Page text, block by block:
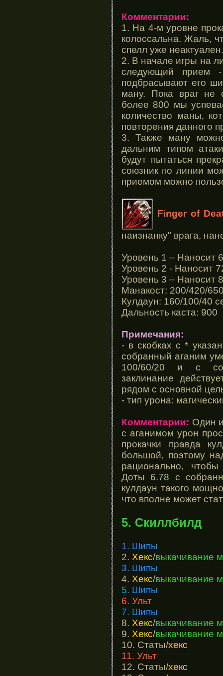
Комментарии:
1. На 4-м уровне
колоссальна. Жаль,
спелл уже неактуален.
2. В начале игры на
следующий прием
подбрасывают его
ману. Пока враг не
более 800 мы
количество маны,
повторения данного
3. Также ману
дальним типом
будут пытаться
союзник по линии
приемом можно
Finger of
наизнанку" врага,
Уровень 1 – Наносит
Уровень 2 - Наносит
Уровень 3 – Наносит
Манакост: 200/420/
Кулдаун: 160/100/40
Дальность каста: 900
Примечания:
- в скобках с *
собранный аганим
100/60/20 и с
заклинание
рядом с основной
- тип урона:
Комментарии: Один
с аганимом урон
прокачки правда
большой, поэтому
рационально,
Доты 6.78 с
кулдаун такого
что вполне может
5. Скиллбилд
1. Шипы
2. Хекс/выкачивание
3. Шипы
4. Хекс/выкачивание
5. Шипы
6. Ульт
7. Шипы
8. Хекс/выкачивание
9. Хекс/выкачивание
10. Статы/хекс
11. Ульт
12. Статы/хекс